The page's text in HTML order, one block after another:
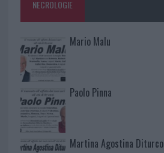
NECROLOGIE
Mario Malu
Paolo Pinna
Martina Agostina Diturco